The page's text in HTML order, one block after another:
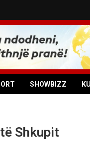
SHOWBIZZ
Shkupit